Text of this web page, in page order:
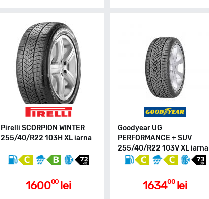
Pirelli SCORPION WINTER
255/40/R22 103H XL iarna
160000 lei
Goodyear UG
PERFORMANCE + SUV
255/40/R22 103V XL iarna
163400 lei